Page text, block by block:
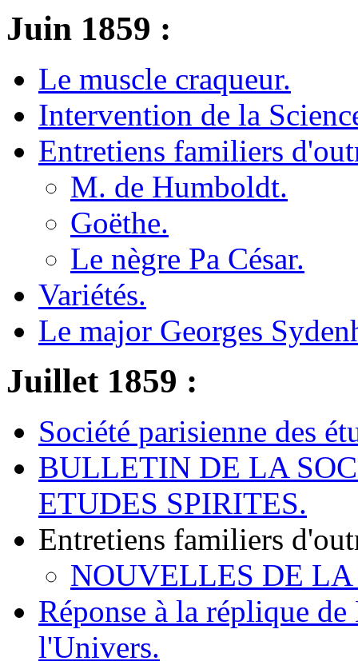
Juin 1859 :
Le muscle craqueur.
Intervention de la
Entretiens familiers
M. de Humboldt.
Goëthe.
Le nègre Pa César.
Variétés.
Le major Georges
Juillet 1859 :
Société parisienne des
BULLETIN DE LA
ETUDES SPIRITES.
Entretiens familiers
NOUVELLES DE LA
Réponse à la réplique
l'Univers.